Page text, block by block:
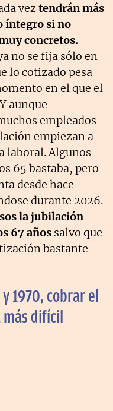
veztendrán más
íntegro si no
concretos.
no se fija sólo en
lo cotizado pesa
en el que el
aunque
empleados
empiezan a
laboral. Algunos
65 bastaba, pero
desde hace
durante 2026.
la jubilación
67 años salvo que
bastante
1970, cobrar el
difícil